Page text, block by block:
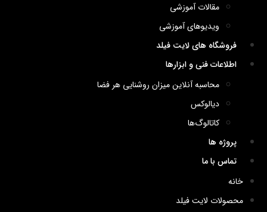
مقالات آموزشی
ویدیوهای آموزشی
فروشگاه های لایت فیلد
اطلاعات فنی و ابزارها
محاسبه آنلاین میزان روشنایی هر فضا
دیالوکس
کاتالوگ‌ها
پروژه ها
تماس با ما
خانه
محصولات لایت فیلد